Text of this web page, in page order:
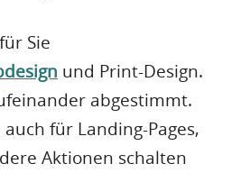
Sie
und Print-Design.
abgestimmt.
für Landing-Pages,
Aktionen schalten